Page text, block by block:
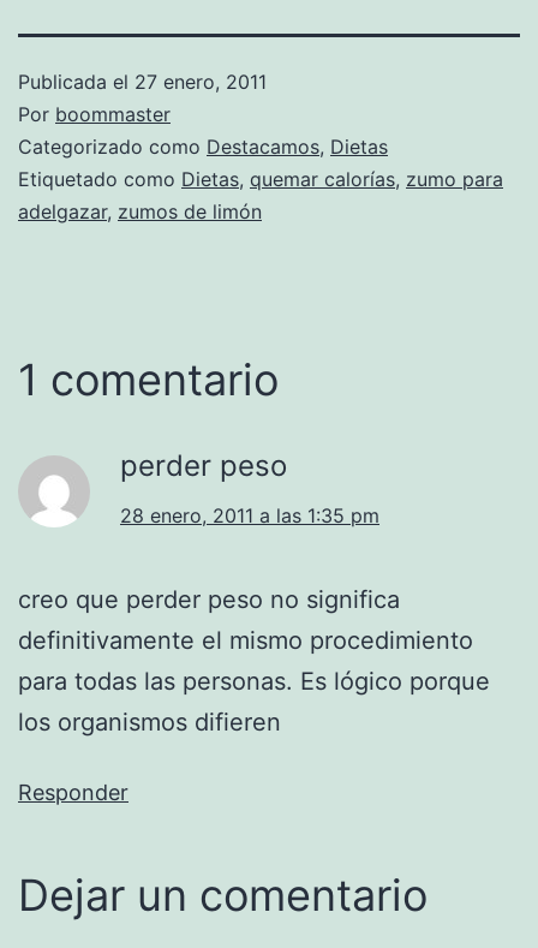
Publicada el 27 enero, 2011
Por boommaster
Categorizado como Destacamos, Dietas
Etiquetado como Dietas, quemar calorías, zumo para
adelgazar, zumos de limón
1 comentario
perder peso
28 enero, 2011 a las 1:35 pm
creo que perder peso no significa
definitivamente el mismo procedimiento
para todas las personas. Es lógico porque
los organismos difieren
Responder
Dejar un comentario